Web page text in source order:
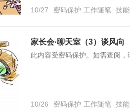
10/27 密码保护 工作随笔 技
家长会·聊天室（3）谈风向
此内容受密码保护。如需查阅，
10/26 密码保护 工作随笔 技